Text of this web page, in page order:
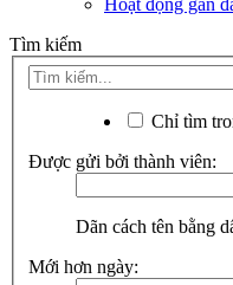
Hoạt động gần
Tìm kiếm
Chỉ tìm
Được gửi bởi thành viên:
Dãn cách tên bằng
Mới hơn ngày: